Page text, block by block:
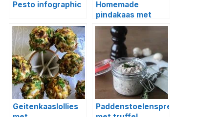
Pesto infographic
Homemade
pindakaas met
pecannoten
(foodblogswap)
Geitenkaaslollies
Paddenstoelenspread